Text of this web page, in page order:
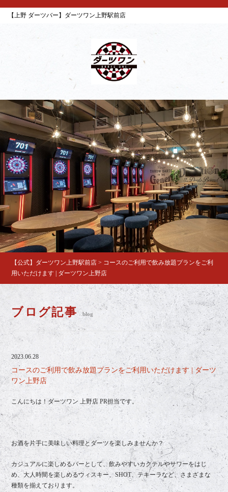
【上野 ダーツバー】ダーツワン上野駅前店
【公式】ダーツワン上野駅前店 > コースのご利用で飲み放題プランをご利
用いただけます | ダーツワン上野店
ブログ記事 blog
2023.06.28
コースのご利用で飲み放題プランをご利用いただけます | ダーツ
ワン上野店
こんにちは！ダーツワン 上野店 PR担当です。
お酒を片手に美味しい料理とダーツを楽しみませんか？
カジュアルに楽しめるバーとして、飲みやすいカクテルやサワーをはじ
め、大人時間を楽しめるウィスキー、SHOT、テキーラなど、さまざまな
種類を揃えております。